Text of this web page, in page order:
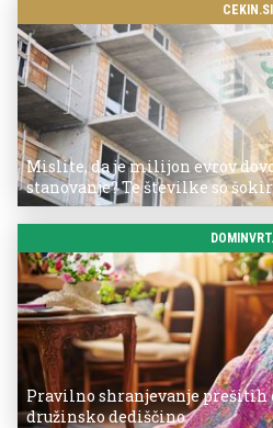
CEKIN.SI
Mislite, da je milijon evrov
stanovanje? Te številke so
Pravilno shranjevanje prešitih
družinsko dediščino